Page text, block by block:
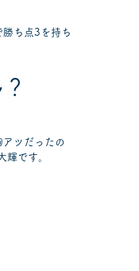
勝ち点3を持ち
アツだったの
輝です。